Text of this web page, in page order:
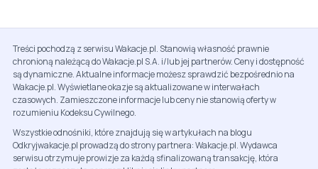
Treści pochodzą z serwisu Wakacje.pl. Stanowią własność prawnie
chronioną należącą do Wakacje.pl S.A. i/lub jej partnerów. Ceny i dostępność
są dynamiczne. Aktualne informacje możesz sprawdzić bezpośrednio na
Wakacje.pl. Wyświetlane okazje są aktualizowane w interwałach
czasowych. Zamieszczone informacje lub ceny nie stanowią oferty w
rozumieniu Kodeksu Cywilnego.
Wszystkie odnośniki, które znajdują się w artykułach na blogu
Odkryjwakacje.pl prowadzą do strony partnera: Wakacje.pl. Wydawca
serwisu otrzymuje prowizje za każdą sfinalizowaną transakcję, która